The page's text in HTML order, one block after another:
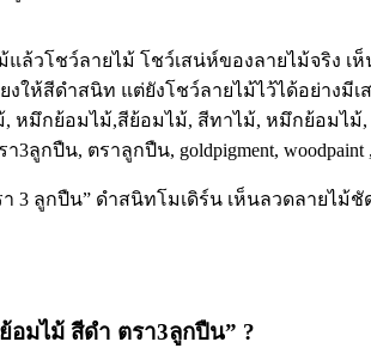
3 ลูกปืน” ดำสนิทโมเดิร์น เห็นลวดลายไม้ชั
อมไม้ สีดำ ตรา3ลูกปืน” ?